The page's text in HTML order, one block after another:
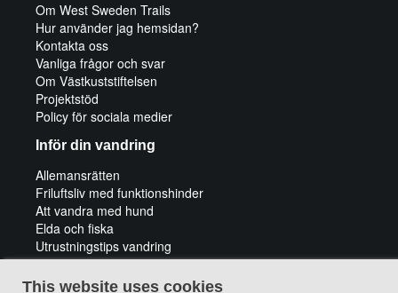
This website uses cookies
Om West Sweden Trails
Hur använder jag hemsidan?
Kontakta oss
Vanliga frågor och svar
Om Västkuststiftelsen
Projektstöd
Policy för sociala medier
Inför din vandring
Allemansrätten
Friluftsliv med funktionshinder
Att vandra med hund
Elda och fiska
Utrustningstips vandring
Tips för cykeläventyr
Guidade vandringar